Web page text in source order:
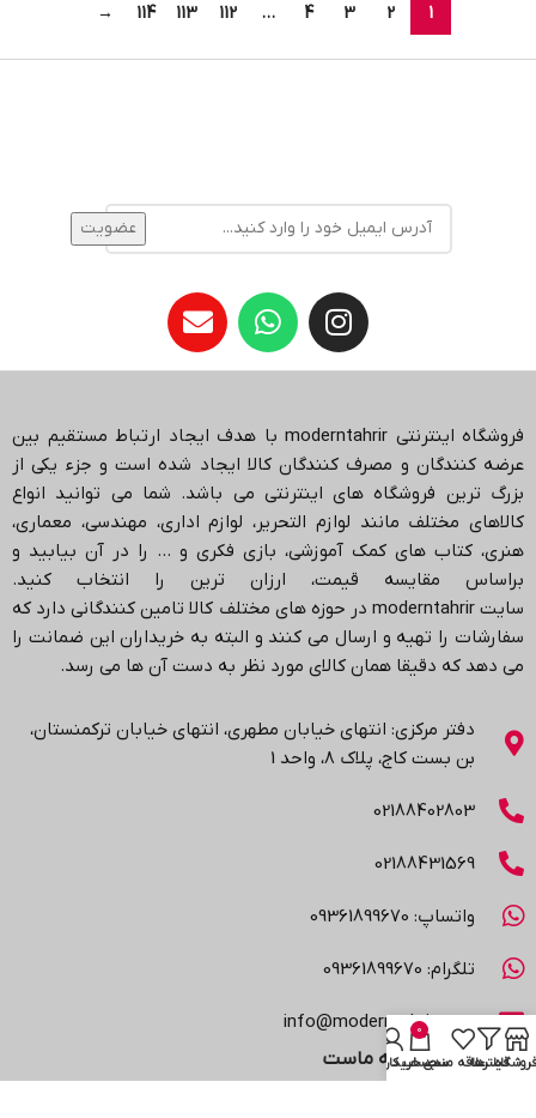
1
2
3
4
…
112
113
114
→
فروشگاه اینترنتی moderntahrir با هدف ایجاد ارتباط مستقیم بین
عرضه کنندگان و مصرف کنندگان کالا ایجاد شده است و جزء یکی از
بزرگ ترین فروشگاه های اینترنتی می باشد. شما می توانید انواع
کالاهای مختلف مانند لوازم التحریر، لوازم اداری، مهندسی، معماری،
هنری، کتاب های کمک آموزشی، بازی فکری و … را در آن بیابید و
براساس مقایسه قیمت، ارزان ترین را انتخاب کنید.
سایتmoderntahrir در حوزه های مختلف کالا تامین کنندگانی دارد که
سفارشات را تهیه و ارسال می کنند و البته به خریداران این ضمانت را
می دهد که دقیقا همان کالای مورد نظر به دست آن ها می رسد.
دفتر مرکزی: انتهاي خیابان مطهری، انتهاي خیابان ترکمنستان،
بن بست کاج، پلاک ۸، واحد 1
02188402803
02188431569
واتساپ: 09361899670
تلگرام: 09361899670
info@moderntahrir.com
اعتماد شما سرمایه ماست
فروشگاهفیلترهاعلاقه مندی
0
سبد خرید
حساب کاربری من